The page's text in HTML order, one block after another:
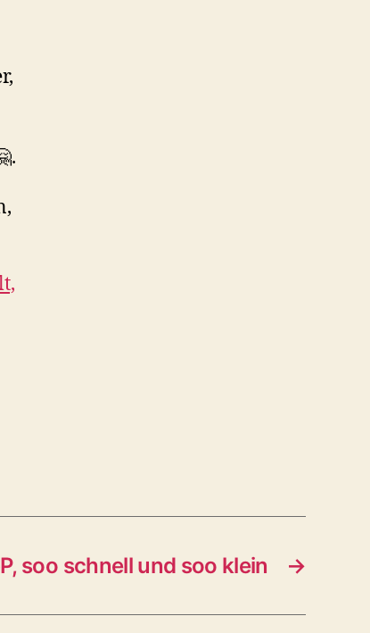
→
soo schnell und soo klein